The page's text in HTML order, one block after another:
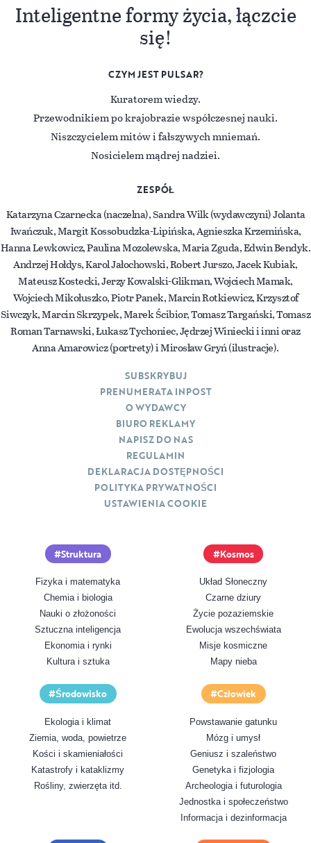
Inteligentne formy życia, łączcie
się!
CZYM JEST PULSAR?
Kuratorem wiedzy.
Przewodnikiem po krajobrazie współczesnej nauki.
Niszczycielem mitów i fałszywych mniemań.
Nosicielem mądrej nadziei.
ZESPÓŁ
Katarzyna Czarnecka (naczelna), Sandra Wilk (wydawczyni) Jolanta
Iwańczuk, Margit Kossobudzka-Lipińska, Agnieszka Krzemińska,
Hanna Lewkowicz, Paulina Mozolewska, Maria Zguda, Edwin Bendyk.
Andrzej Hołdys, Karol Jałochowski, Robert Jurszo, Jacek Kubiak,
Mateusz Kostecki, Jerzy Kowalski-Glikman, Wojciech Mamak,
Wojciech Mikołuszko, Piotr Panek, Marcin Rotkiewicz, Krzysztof
Siwczyk, Marcin Skrzypek, Marek Ścibior, Tomasz Targański, Tomasz
Roman Tarnawski, Łukasz Tychoniec, Jędrzej Winiecki i inni oraz
Anna Amarowicz (portrety) i Mirosław Gryń (ilustracje).
Struktura
Fizyka i matematyka
Chemia i biologia
Nauki o złożoności
Sztuczna inteligencja
Ekonomia i rynki
Kultura i sztuka
Kosmos
Układ Słoneczny
Czarne dziury
Życie pozaziemskie
Ewolucja wszechświata
Misje kosmiczne
Mapy nieba
Środowisko
Ekologia i klimat
Ziemia, woda, powietrze
Kości i skamieniałości
Katastrofy i kataklizmy
Rośliny, zwierzęta itd.
Człowiek
Powstawanie gatunku
Mózg i umysł
Geniusz i szaleństwo
Genetyka i fizjologia
Archeologia i futurologia
Jednostka i społeczeństwo
Informacja i dezinformacja
SUBSKRYBUJ
PRENUMERATA INPOST
O WYDAWCY
BIURO REKLAMY
NAPISZ DO NAS
REGULAMIN
DEKLARACJA DOSTĘPNOŚCI
POLITYKA PRYWATNOŚCI
USTAWIENIA COOKIE